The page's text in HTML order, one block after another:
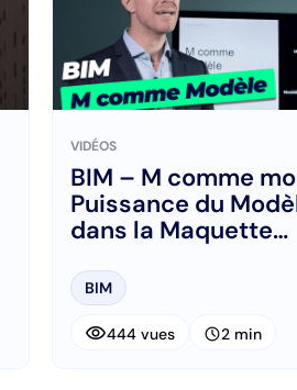
VIDÉOS
BIM – M comme
Puissance du
dans la Maquette
BIM
visibility444 vues schedule2 min